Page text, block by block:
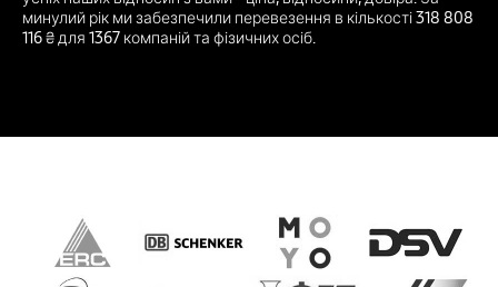
минулий рік ми забезпечили перевезення в кількості 318 808
116 ₴ для 1367 компаній та фізичних осіб.